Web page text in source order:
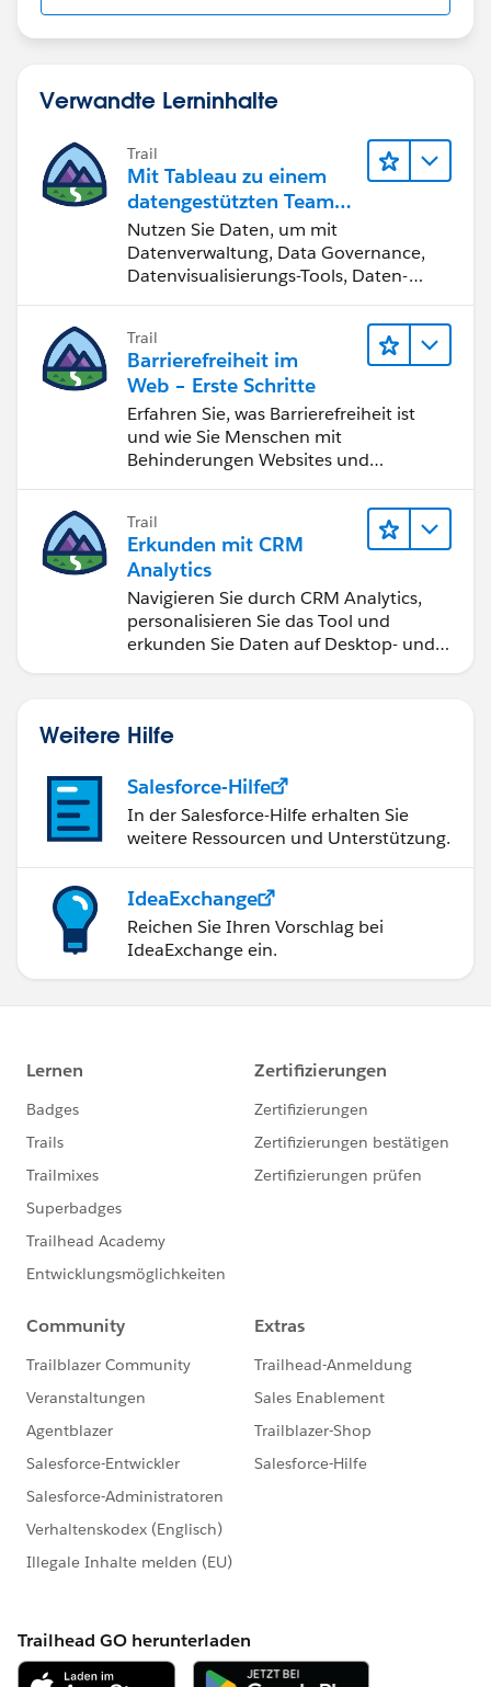
Verwandte Lerninhalte
Trail
Mit Tableau zu einem
datengestützten Team
werden
Nutzen Sie Daten, um mit
Datenverwaltung, Data Governance,
Datenvisualisierungs-Tools, Daten-
bessere Geschäftsergebnisse zu
erzielen.
Trail
Barrierefreiheit im
Web – Erste Schritte
Erfahren Sie, was Barrierefreiheit ist
und wie Sie Menschen mit
Behinderungen Websites und
Trail
Erkunden mit CRM
Analytics
Navigieren Sie durch CRM Analytics,
personalisieren Sie das Tool und
erkunden Sie Daten auf Desktop- und
Weitere Hilfe
Salesforce-Hilfe
In der Salesforce-Hilfe erhalten Sie
weitere Ressourcen und Unterstützung.
IdeaExchange
Reichen Sie Ihren Vorschlag bei
IdeaExchange ein.